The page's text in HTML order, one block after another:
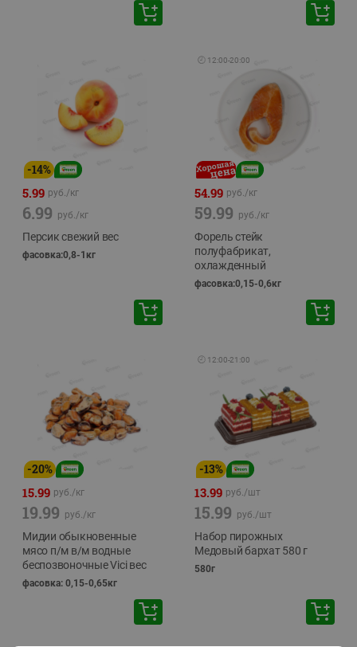
-14%
5.99 руб./кг
6.99 руб./кг
Персик свежий вес
фасовка:0,8-1кг
🕘 12:00-20:00
54.99 руб./кг
59.99 руб./кг
Форель стейк
полуфабрикат,
охлажденный
фасовка:0,15-0,6кг
-20%
15.99 руб./кг
19.99 руб./кг
Мидии обыкновенные
мясо п/м в/м водные
беспозвоночные Vici вес
фасовка: 0,15-0,65кг
🕘 12:00-21:00
-13%
13.99 руб./шт
15.99 руб./шт
Набор пирожных
Медовый бархат 580 г
580г